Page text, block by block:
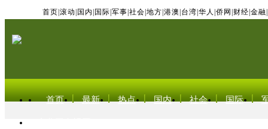
首页 滚动 国内 国际 军事 社会 地方 港澳 台湾 华人 侨网 财经 金融
首页 最新 热点 国内 社会 国际